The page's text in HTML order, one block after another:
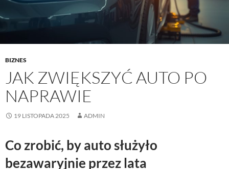
BIZNES
JAK ZWIĘKSZYĆ AUTO PO
NAPRAWIE
19 LISTOPADA 2025 ADMIN
Co zrobić, by auto służyło
bezawaryjnie przez lata